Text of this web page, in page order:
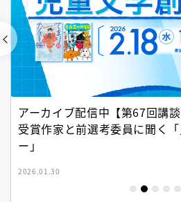
アーカイブ配信中【第67回講
受賞作家と前選考委員に聞く
ー」
2026.01.30